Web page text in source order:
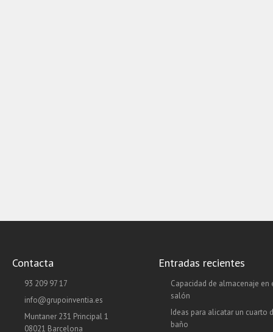
Contacta
93 209 97 17
info@grupoinventia.es
Muntaner 231 Principal 1
08021 Barcelona
Entradas recientes
Capacidad de almacenaje en
salón
Ideas para alicatar un cuarto
baño